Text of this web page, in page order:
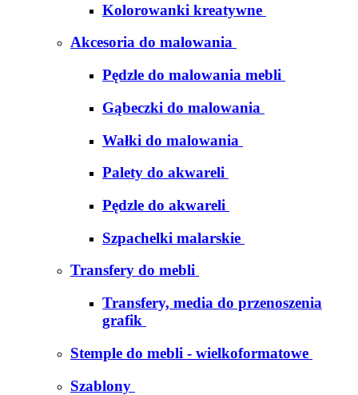
Kolorowanki kreatywne
Akcesoria do malowania
Pędzle do malowania mebli
Gąbeczki do malowania
Wałki do malowania
Palety do akwareli
Pędzle do akwareli
Szpachelki malarskie
Transfery do mebli
Transfery, media do przenoszenia
grafik
Stemple do mebli - wielkoformatowe
Szablony